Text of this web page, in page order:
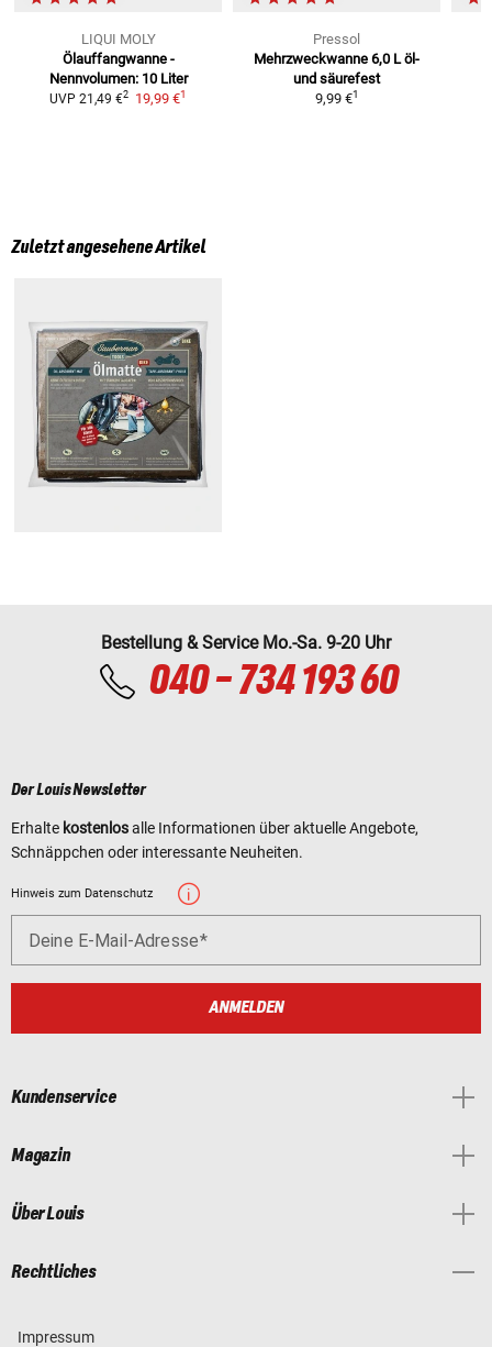
LIQUI MOLY
Ölauffangwanne -
Nennvolumen: 10 Liter
UVP 21,49 €2 19,99 €1
Pressol
Mehrzweckwanne 6,0 L öl-
und säurefest
9,99 €1
Zuletzt angesehene Artikel
Bestellung & Service Mo.-Sa. 9-20 Uhr
040 - 734 193 60
Der Louis Newsletter
Erhalte kostenlosalle Informationen über aktuelle Angebote,
Schnäppchen oder interessante Neuheiten.
Hinweis zum Datenschutz
Deine E-Mail-Adresse
ANMELDEN
Kundenservice
Magazin
Über Louis
Rechtliches
Impressum